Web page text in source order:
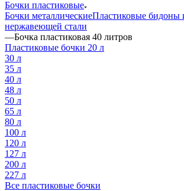
Бочки пластиковые
Бочки металлическиеПластиковые бидоны
нержавеющей стали
—Бочка пластиковая 40 литров
Пластиковые бочки 20 л
30 л
35 л
40 л
48 л
50 л
65 л
80 л
100 л
120 л
127 л
200 л
227 л
Все пластиковые бочки